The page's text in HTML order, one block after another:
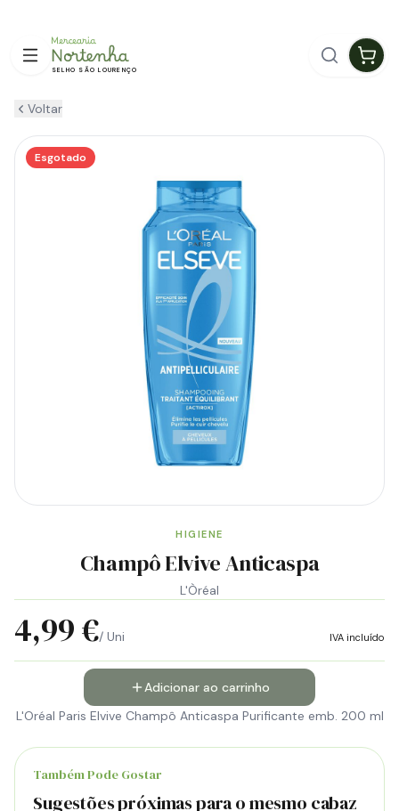
SELHO SÃO LOURENÇO
Voltar
Esgotado
HIGIENE
Champô Elvive Anticaspa
L'Òréal
4,99 €/ Uni IVA incluído
Adicionar ao carrinho
L'Oréal Paris Elvive Champô Anticaspa Purificante emb. 200 ml
Também Pode Gostar
Sugestões próximas para o mesmo cabaz